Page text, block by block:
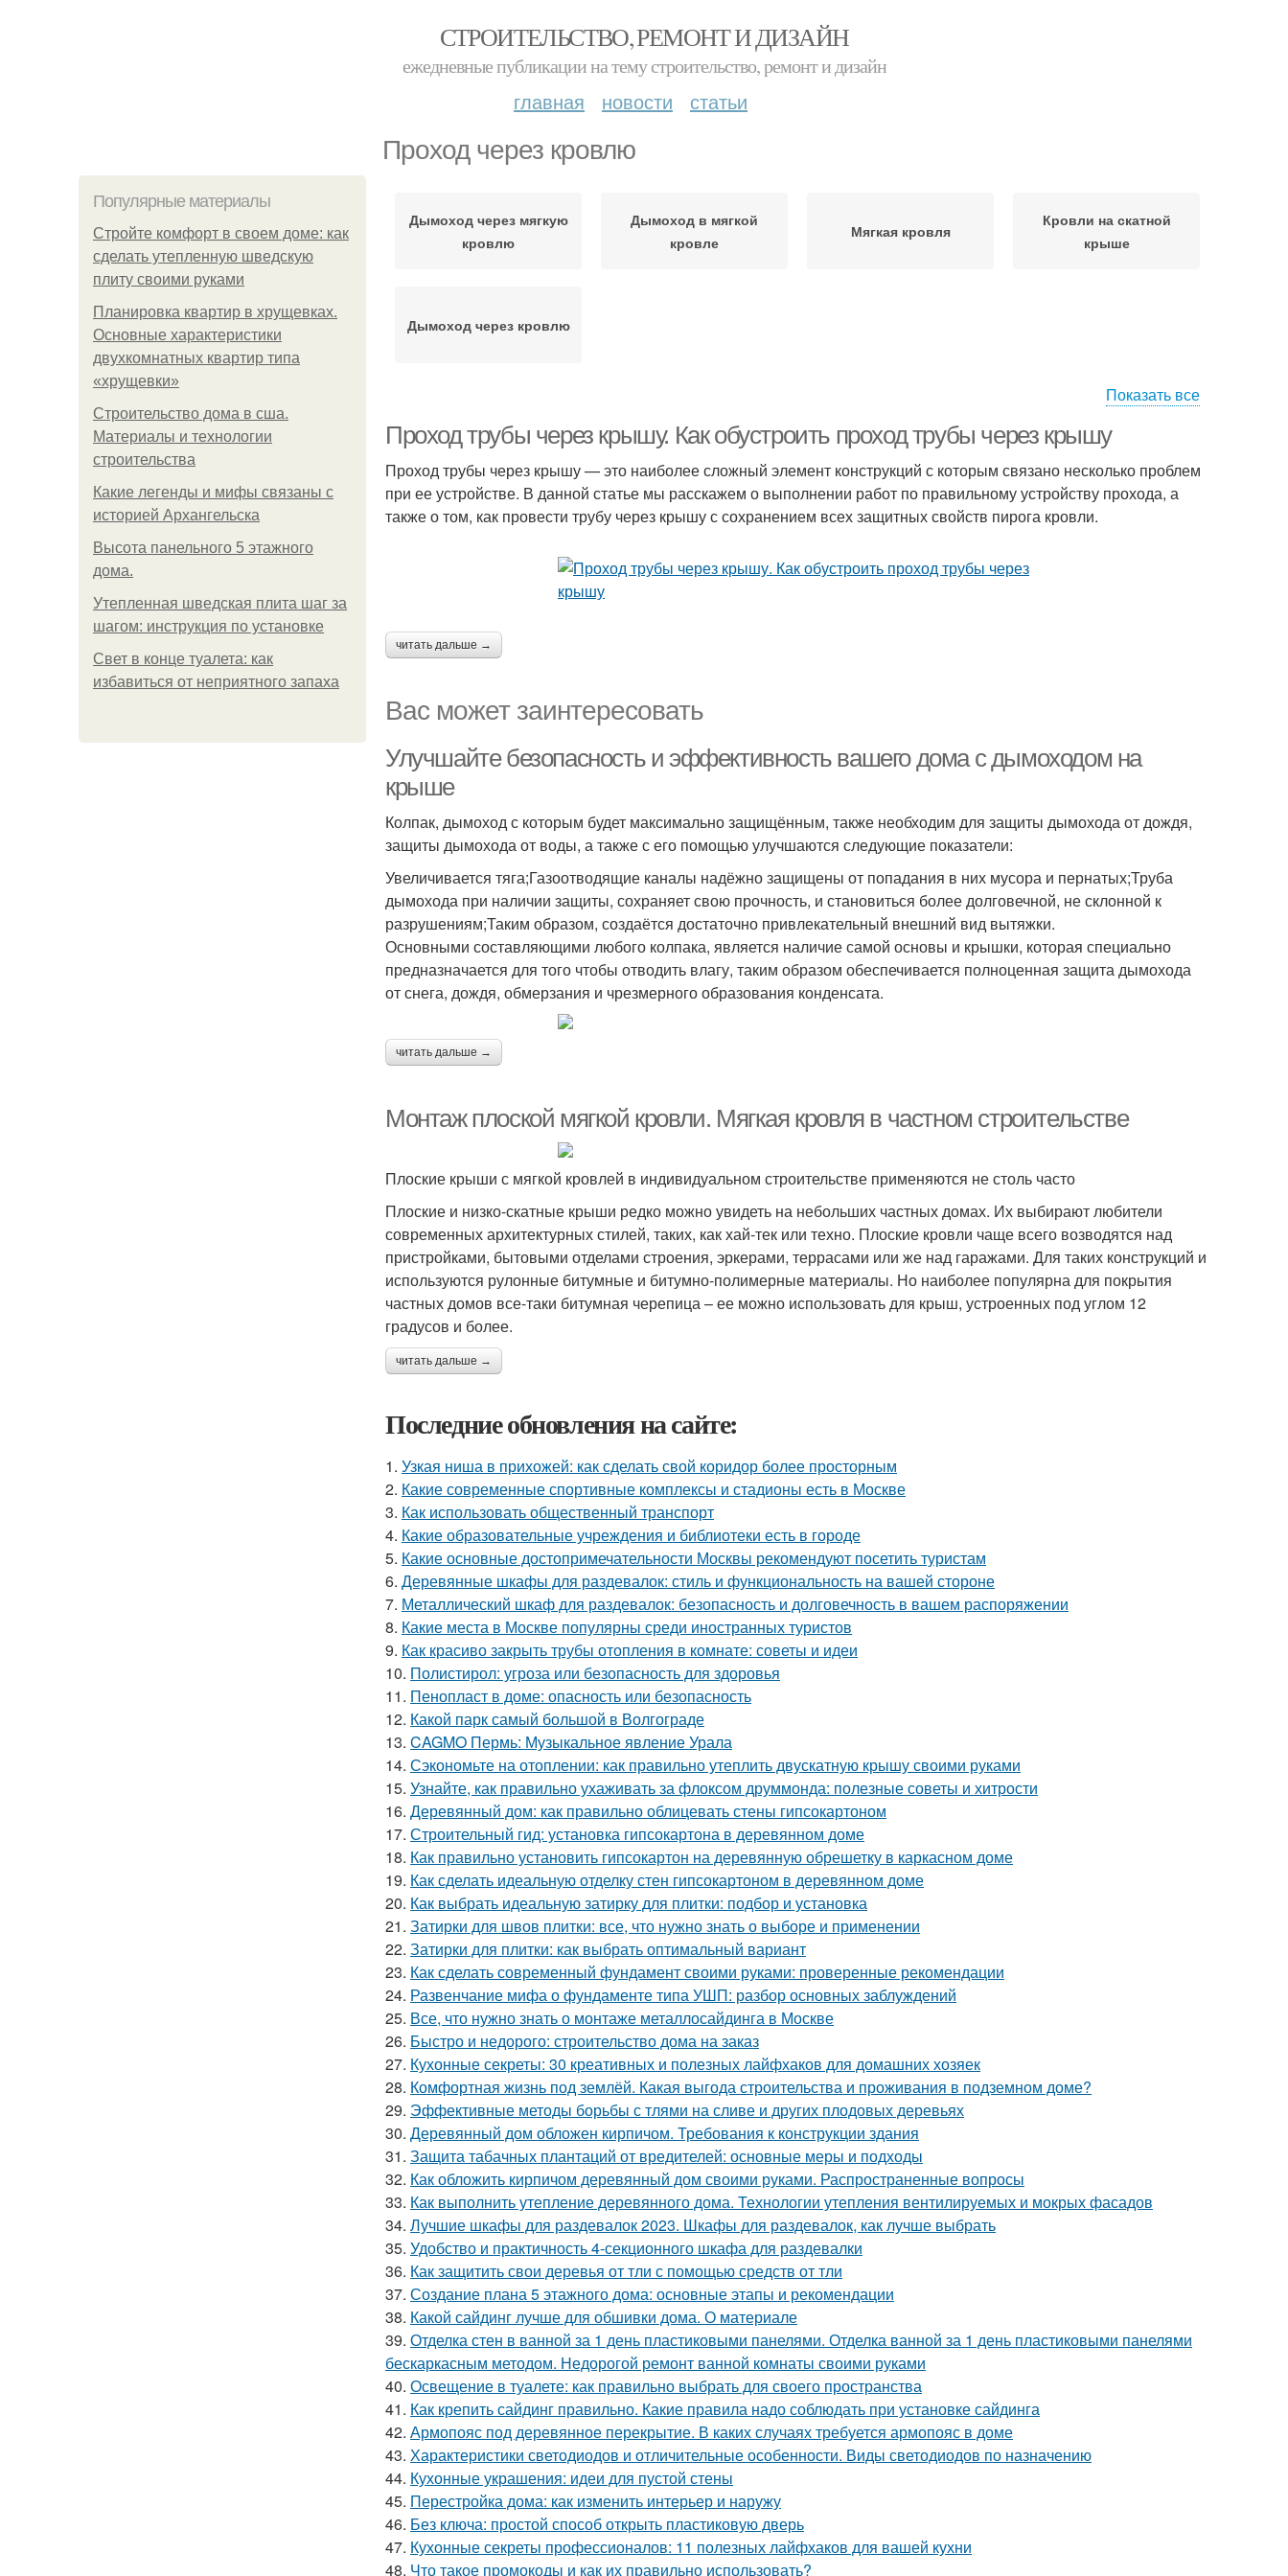
СТРОИТЕЛЬСТВО, РЕМОНТ И ДИЗАЙН
ежедневные публикации на тему строительство, ремонт и дизайн
главная новости статьи
Проход через кровлю
Популярные материалы
Стройте комфорт в своем доме: как
сделать утепленную шведскую
плиту своими руками
Планировка квартир в хрущевках.
Основные характеристики
двухкомнатных квартир типа
«хрущевки»
Строительство дома в сша.
Материалы и технологии
строительства
Какие легенды и мифы связаны с
историей Архангельска
Высота панельного 5 этажного
дома.
Утепленная шведская плита шаг за
шагом: инструкция по установке
Свет в конце туалета: как
избавиться от неприятного запаха
Дымоход через мягкую
кровлю
Дымоход в мягкой
кровле
Мягкая кровля
Кровли на скатной
крыше
Дымоход через кровлю
Показать все
Проход трубы через крышу. Как обустроить проход трубы через крышу
Проход трубы через крышу — это наиболее сложный элемент конструкций с которым связано несколько проблем
при ее устройстве. В данной статье мы расскажем о выполнении работ по правильному устройству прохода, а
также о том, как провести трубу через крышу с сохранением всех защитных свойств пирога кровли.
читать дальше →
Вас может заинтересовать
Улучшайте безопасность и эффективность вашего дома с дымоходом на
крыше
Колпак, дымоход с которым будет максимально защищённым, также необходим для защиты дымохода от дождя,
защиты дымохода от воды, а также с его помощью улучшаются следующие показатели:
Увеличивается тяга;Газоотводящие каналы надёжно защищены от попадания в них мусора и пернатых;Труба
дымохода при наличии защиты, сохраняет свою прочность, и становиться более долговечной, не склонной к
разрушениям;Таким образом, создаётся достаточно привлекательный внешний вид вытяжки.
Основными составляющими любого колпака, является наличие самой основы и крышки, которая специально
предназначается для того чтобы отводить влагу, таким образом обеспечивается полноценная защита дымохода
от снега, дождя, обмерзания и чрезмерного образования конденсата.
читать дальше →
Монтаж плоской мягкой кровли. Мягкая кровля в частном строительстве
Плоские крыши с мягкой кровлей в индивидуальном строительстве применяются не столь часто
Плоские и низко-скатные крыши редко можно увидеть на небольших частных домах. Их выбирают любители
современных архитектурных стилей, таких, как хай-тек или техно. Плоские кровли чаще всего возводятся над
пристройками, бытовыми отделами строения, эркерами, террасами или же над гаражами. Для таких конструкций и
используются рулонные битумные и битумно-полимерные материалы. Но наиболее популярна для покрытия
частных домов все-таки битумная черепица – ее можно использовать для крыш, устроенных под углом 12
градусов и более.
читать дальше →
Последние обновления на сайте:
1. Узкая ниша в прихожей: как сделать свой коридор более просторным
2. Какие современные спортивные комплексы и стадионы есть в Москве
3. Как использовать общественный транспорт
4. Какие образовательные учреждения и библиотеки есть в городе
5. Какие основные достопримечательности Москвы рекомендуют посетить туристам
6. Деревянные шкафы для раздевалок: стиль и функциональность на вашей стороне
7. Металлический шкаф для раздевалок: безопасность и долговечность в вашем распоряжении
8. Какие места в Москве популярны среди иностранных туристов
9. Как красиво закрыть трубы отопления в комнате: советы и идеи
10. Полистирол: угроза или безопасность для здоровья
11. Пенопласт в доме: опасность или безопасность
12. Какой парк самый большой в Волгограде
13. CAGMO Пермь: Музыкальное явление Урала
14. Сэкономьте на отоплении: как правильно утеплить двускатную крышу своими руками
15. Узнайте, как правильно ухаживать за флоксом друммонда: полезные советы и хитрости
16. Деревянный дом: как правильно облицевать стены гипсокартоном
17. Строительный гид: установка гипсокартона в деревянном доме
18. Как правильно установить гипсокартон на деревянную обрешетку в каркасном доме
19. Как сделать идеальную отделку стен гипсокартоном в деревянном доме
20. Как выбрать идеальную затирку для плитки: подбор и установка
21. Затирки для швов плитки: все, что нужно знать о выборе и применении
22. Затирки для плитки: как выбрать оптимальный вариант
23. Как сделать современный фундамент своими руками: проверенные рекомендации
24. Развенчание мифа о фундаменте типа УШП: разбор основных заблуждений
25. Все, что нужно знать о монтаже металлосайдинга в Москве
26. Быстро и недорого: строительство дома на заказ
27. Кухонные секреты: 30 креативных и полезных лайфхаков для домашних хозяек
28. Комфортная жизнь под землёй. Какая выгода строительства и проживания в подземном доме?
29. Эффективные методы борьбы с тлями на сливе и других плодовых деревьях
30. Деревянный дом обложен кирпичом. Требования к конструкции здания
31. Защита табачных плантаций от вредителей: основные меры и подходы
32. Как обложить кирпичом деревянный дом своими руками. Распространенные вопросы
33. Как выполнить утепление деревянного дома. Технологии утепления вентилируемых и мокрых фасадов
34. Лучшие шкафы для раздевалок 2023. Шкафы для раздевалок, как лучше выбрать
35. Удобство и практичность 4-секционного шкафа для раздевалки
36. Как защитить свои деревья от тли с помощью средств от тли
37. Создание плана 5 этажного дома: основные этапы и рекомендации
38. Какой сайдинг лучше для обшивки дома. О материале
39. Отделка стен в ванной за 1 день пластиковыми панелями. Отделка ванной за 1 день пластиковыми панелями
бескаркасным методом. Недорогой ремонт ванной комнаты своими руками
40. Освещение в туалете: как правильно выбрать для своего пространства
41. Как крепить сайдинг правильно. Какие правила надо соблюдать при установке сайдинга
42. Армопояс под деревянное перекрытие. В каких случаях требуется армопояс в доме
43. Характеристики светодиодов и отличительные особенности. Виды светодиодов по назначению
44. Кухонные украшения: идеи для пустой стены
45. Перестройка дома: как изменить интерьер и наружу
46. Без ключа: простой способ открыть пластиковую дверь
47. Кухонные секреты профессионалов: 11 полезных лайфхаков для вашей кухни
48. Что такое промокоды и как их правильно использовать?